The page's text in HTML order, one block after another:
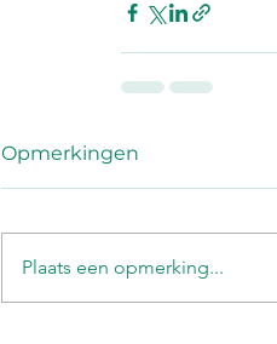
Opmerkingen
Plaats een opmerking...